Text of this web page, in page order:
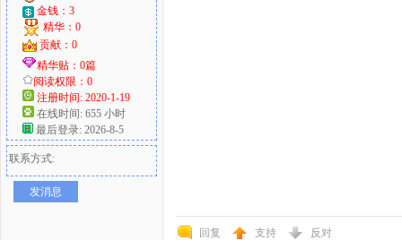
金钱：3
精华：0
贡献：0
精华贴：0篇
阅读权限：0
注册时间: 2020-1-19
在线时间: 655 小时
最后登录: 2026-8-5
联系方式:
发消息
回复 支持 反对